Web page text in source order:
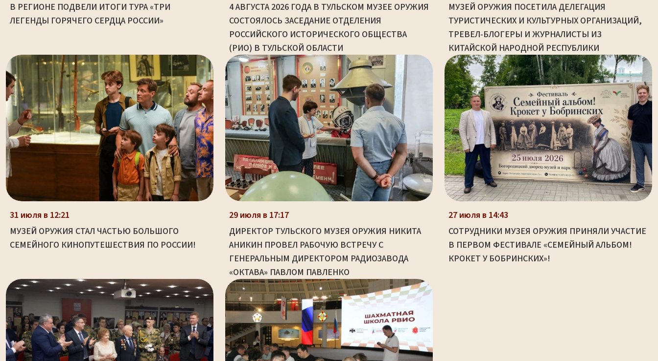
В РЕГИОНЕ ПОДВЕЛИ ИТОГИ ТУРА «ТРИ
ЛЕГЕНДЫ ГОРЯЧЕГО СЕРДЦА РОССИИ»
4 АВГУСТА 2026 ГОДА В ТУЛЬСКОМ МУЗЕЕ ОРУЖИЯ
СОСТОЯЛОСЬ ЗАСЕДАНИЕ ОТДЕЛЕНИЯ
РОССИЙСКОГО ИСТОРИЧЕСКОГО ОБЩЕСТВА
(РИО) В ТУЛЬСКОЙ ОБЛАСТИ
МУЗЕЙ ОРУЖИЯ ПОСЕТИЛА ДЕЛЕГАЦИЯ
ТУРИСТИЧЕСКИХ И КУЛЬТУРНЫХ ОРГАНИЗАЦИЙ,
ТРЕВЕЛ-БЛОГЕРЫ И ЖУРНАЛИСТЫ ИЗ
КИТАЙСКОЙ НАРОДНОЙ РЕСПУБЛИКИ
31 июля в 12:21
МУЗЕЙ ОРУЖИЯ СТАЛ ЧАСТЬЮ БОЛЬШОГО
СЕМЕЙНОГО КИНОПУТЕШЕСТВИЯ ПО РОССИИ!
29 июля в 17:17
ДИРЕКТОР ТУЛЬСКОГО МУЗЕЯ ОРУЖИЯ НИКИТА
АНИКИН ПРОВЕЛ РАБОЧУЮ ВСТРЕЧУ С
ГЕНЕРАЛЬНЫМ ДИРЕКТОРОМ РАДИОЗАВОДА
«ОКТАВА» ПАВЛОМ ПАВЛЕНКО
27 июля в 14:43
СОТРУДНИКИ МУЗЕЯ ОРУЖИЯ ПРИНЯЛИ УЧАСТИЕ
В ПЕРВОМ ФЕСТИВАЛЕ «СЕМЕЙНЫЙ АЛЬБОМ!
КРОКЕТ У БОБРИНСКИХ»!